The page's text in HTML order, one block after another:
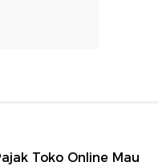
Toko Online Mau